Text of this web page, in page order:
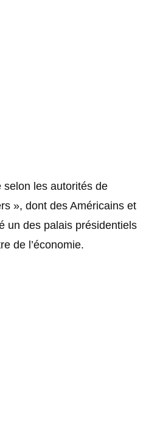
selon les autorités de
», dont des Américains et
un des palais présidentiels
de l’économie.